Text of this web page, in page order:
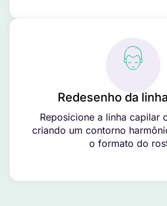
Redesenho da
Reposicione a linha capilar
criando um contorno
o formato do